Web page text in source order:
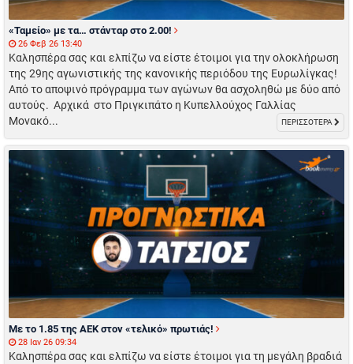
«Ταμείο» με τα… στάνταρ στο 2.00!
26 Φεβ 26 13:40
Καλησπέρα σας και ελπίζω να είστε έτοιμοι για την ολοκλήρωση
της 29ης αγωνιστικής της κανονικής περιόδου της Ευρωλίγκας!
Από το αποψινό πρόγραμμα των αγώνων θα ασχοληθώ με δύο από
αυτούς. Αρχικά στο Πριγκιπάτο η Κυπελλούχος Γαλλίας
Μονακό...
ΠΕΡΙΣΣΟΤΕΡΑ
Με το 1.85 της ΑΕΚ στον «τελικό» πρωτιάς!
28 Ιαν 26 09:34
Καλησπέρα σας και ελπίζω να είστε έτοιμοι για τη μεγάλη βραδιά